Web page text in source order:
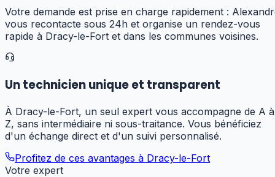
Votre demande est prise en charge rapidement :
vous recontacte sous 24h et organise un rendez-vous
rapide à Dracy-le-Fort et dans les communes voisines.
Un technicien unique et transparent
À Dracy-le-Fort, un seul expert vous accompagne de A à
Z, sans intermédiaire ni sous-traitance. Vous bénéficiez
d'un échange direct et d'un suivi personnalisé.
Profitez de ces avantages à Dracy-le-Fort
Votre expert